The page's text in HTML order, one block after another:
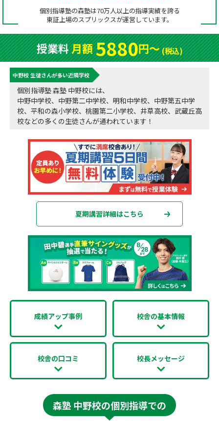
成績アップをかなえる！森塾メソッド
森塾の授業料について
子と親のお悩み別！なぜ？どうして？森塾！
数字でなるほど！森塾
動画でわかる！森塾
塾の選び方
入塾までの流れ
無料体験授業について
森塾のお得なキャンペーン・割引制度
お電話はこちら
0120-602-607
授業料等お問合わせはこちら
校舎一覧
個別指導塾の森塾は70万人以上の指導実績を誇る
東証上場のスプリックスが運営しています。
授業料月額5880円〜(税込)
中野校 生徒さんが多い近隣学校
個別指導塾 森塾 中野校には、
中野中学校、中野第二中学校、明和中学校、中野第五中学
校、平和の森小学校、桃園第二小学校、井草高校、武蔵丘高
校などの多くの生徒さんが通われています！
夏期講習詳細はこちら
成績アップ事例 校舎の基本情報
校舎の口コミ 校長メッセージ
森塾 中野校の個別指導での